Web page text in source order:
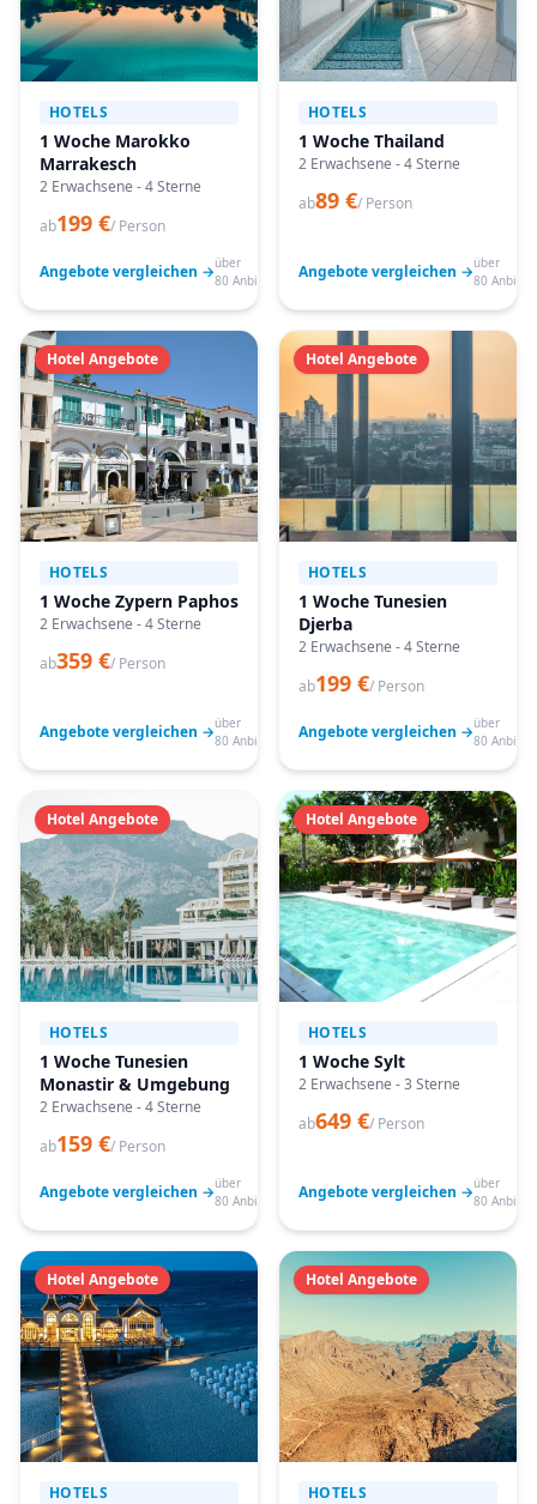
HOTELS
1 Woche Marokko
Marrakesch
2 Erwachsene - 4 Sterne
ab199 €/ Person
Angebote vergleichen →über
80 Anbieter
HOTELS
1 Woche Thailand
2 Erwachsene - 4 Sterne
ab89 €/ Person
Angebote vergleichen →über
80
Hotel Angebote
HOTELS
1 Woche Zypern Paphos
2 Erwachsene - 4 Sterne
ab359 €/ Person
Angebote vergleichen →über
80 Anbieter
Hotel Angebote
HOTELS
1 Woche Tunesien
Djerba
2 Erwachsene - 4 Sterne
ab199 €/ Person
Angebote vergleichen →über
80
Hotel Angebote
HOTELS
1 Woche Tunesien
Monastir & Umgebung
2 Erwachsene - 4 Sterne
ab159 €/ Person
Angebote vergleichen →über
80 Anbieter
Hotel Angebote
HOTELS
1 Woche Sylt
2 Erwachsene - 3 Sterne
ab649 €/ Person
Angebote vergleichen →über
80
Hotel Angebote
HOTELS
Hotel Angebote
HOTELS